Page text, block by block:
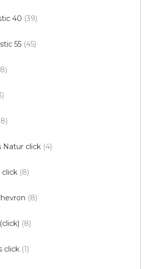
40 39
55 45
Natur click 4
click 8
8
8
click 1
Plank IT /Wood/ 2006 Bolton
balení)
ihned k odeslání
sleva 15%